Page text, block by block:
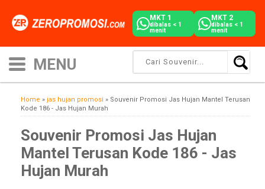
MKT 1
dibalas < 1
menit
MKT 2
dibalas < 1
menit
Home » jas hujan promosi » Souvenir Promosi Jas Hujan Mantel Terusan
Kode 186 - Jas Hujan Murah
Souvenir Promosi Jas Hujan
Mantel Terusan Kode 186 - Jas
Hujan Murah